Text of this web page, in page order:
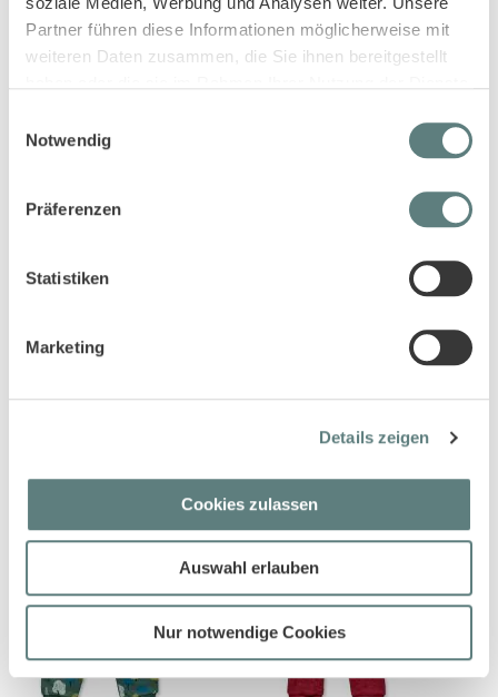
Partner führen diese Informationen möglicherweise mit
weiteren Daten zusammen, die Sie ihnen bereitgestellt
Notwendig
Präferenzen
Statistiken
Marketing
Details zeigen
Cookies zulassen
Auswahl erlauben
Nur notwendige Cookies
Modell ESSLI
Baby Strickhose in creme
mélange, Modell ELLIOOT
Baby Sweathose in dunklem
10,95 €